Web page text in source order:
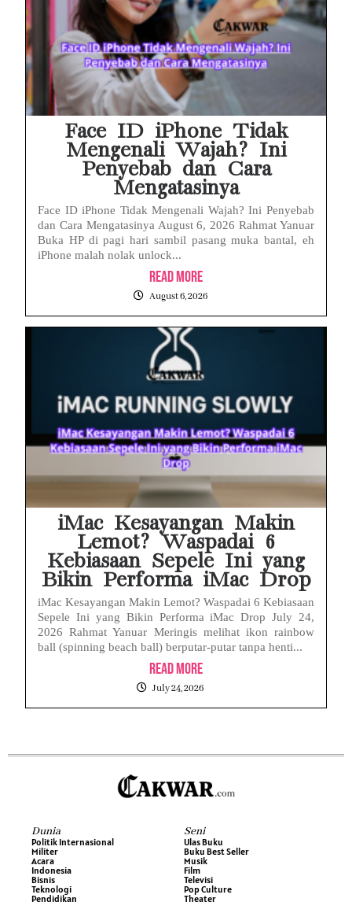
Face ID iPhone Tidak
Mengenali Wajah? Ini
Penyebab dan Cara
Mengatasinya
Face ID iPhone Tidak Mengenali Wajah? Ini Penyebab
dan Cara Mengatasinya August 6, 2026 Rahmat Yanuar
Buka HP di pagi hari sambil pasang muka bantal, eh
iPhone malah nolak unlock...
Read More
August 6, 2026
iMac Kesayangan Makin
Lemot? Waspadai 6
Kebiasaan Sepele Ini yang
Bikin Performa iMac Drop
iMac Kesayangan Makin Lemot? Waspadai 6 Kebiasaan
Sepele Ini yang Bikin Performa iMac Drop July 24,
2026 Rahmat Yanuar Meringis melihat ikon rainbow
ball (spinning beach ball) berputar-putar tanpa henti...
Read More
July 24, 2026
Dunia
Politik Internasional
Militer
Acara
Indonesia
Bisnis
Teknologi
Pendidikan
Seni
Ulas Buku
Buku Best Seller
Musik
Film
Televisi
Pop Culture
Theater